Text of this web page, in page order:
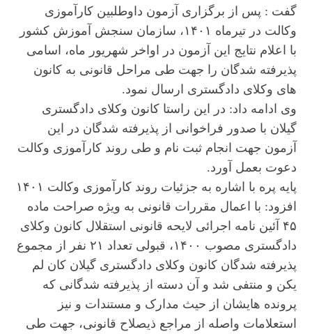
گفت : پس از برگزاری آزمون داوطلبین کارآموزی
وکالت در تیرماه ۱۴۰۱، سازمان سنجش آموزش کشور
با اعلام نتایج این آزمون در اواخر شهریور ماه، اسامی
پذیرفته شدگان را جهت طی مراحل قانونی به کانون
های وکلای دادگستری ارسال نمود.
وی ادامه داد: در این راستا کانون وکلای دادگستری
گیلان با صدور فراخوانی از پذیرفته شدگان در این
آزمون جهت انجام ثبت نام و طی روند کارآموزی وکالت
دعوت بعمل آورد.
پایه ‌پره با اشاره به جزئیات روند کارآموزی وکالت ۱۴۰۱
افزود: با اعمال مقررات قانونی به ویژه صراحت ماده
۴۵ آئین نامه اجرائی لایحه قانونی استقلال کانون وکلای
دادگستری مصوب ۱۴۰۰، قبولی تعداد ۲۱ نفر از مجموع
پذیرفته شدگان کانون وکلای دادگستری گیلان کان لم
یکن و منتفی شد و آن دسته از پذیرفته شدگانی که
پرونده هایشان از حیث مدارک و مستندات و نیز
استعلامات واصله از مراجع ذیصلاح قانونی، جهت طی